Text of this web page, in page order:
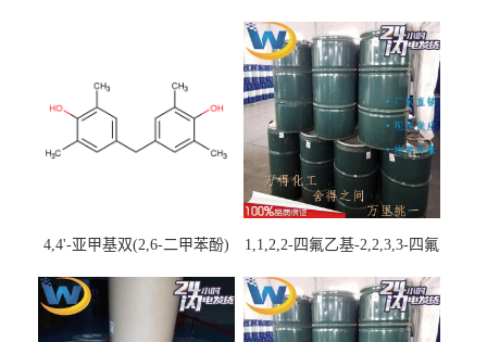
4,4'-亚甲基双(2,6-二甲苯酚)
1,1,2,2-四氟乙基-2,2,3,3-四氟